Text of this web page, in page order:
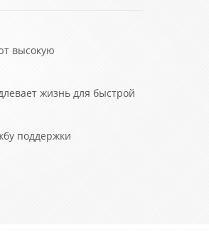
высокую
жизнь для быстрой
поддержки